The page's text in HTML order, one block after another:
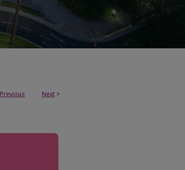
Previous Next >